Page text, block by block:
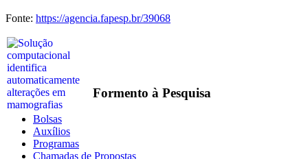
Fonte: https://agencia.fapesp.br/39068
Formento à Pesquisa
Bolsas
Auxílios
Programas
Chamadas de Propostas